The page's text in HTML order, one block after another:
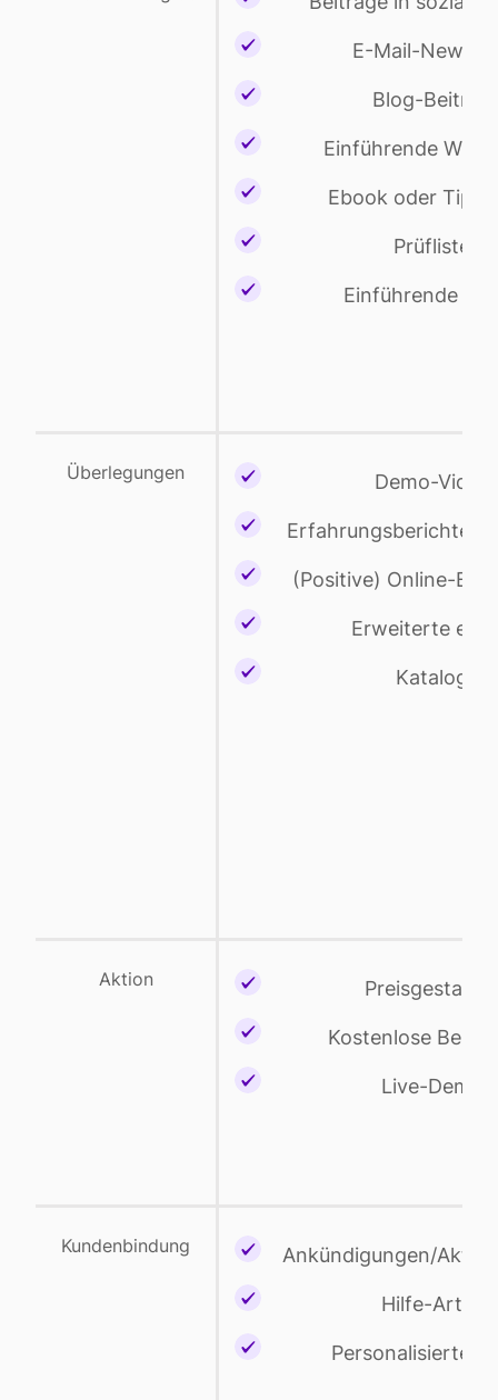
E-Mail-
Blog-
Einführende
Ebook oder
Prüflisten
Einführende
Überlegungen Demo-
Erfahrungsberichte
(Positive) Online-
Erweiterte
Kataloge
Aktion
Kostenlose
Live-Demos
Kundenbindung Ankündigungen/
Hilfe-Artikel
Personalisierte